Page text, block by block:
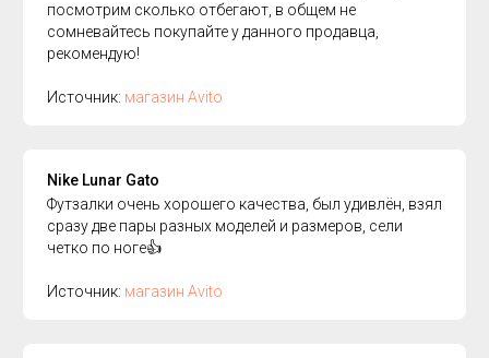
посмотрим сколько отбегают, в общем не
сомневайтесь покупайте у данного продавца,
рекомендую!
Источник: магазин Avito
Nike Lunar Gato
Футзалки очень хорошего качества, был удивлён, взял
сразу две пары разных моделей и размеров, сели
четко по ноге👍
Источник: магазин Avito